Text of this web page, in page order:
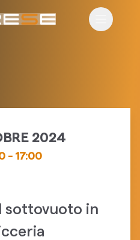
Apri il
2024
- 17:00
sottovuoto in